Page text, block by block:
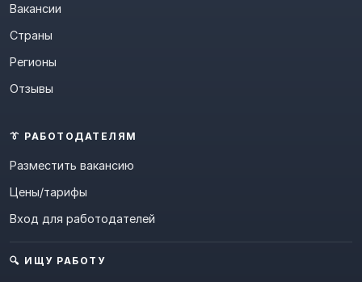
Вакансии
Страны
Регионы
Отзывы
👔 РАБОТОДАТЕЛЯМ
Разместить вакансию
Цены/тарифы
Вход для работодателей
🔍 ИЩУ РАБОТУ